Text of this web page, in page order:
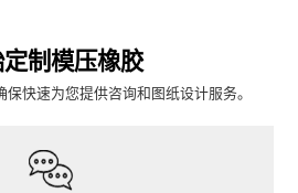
制模压橡胶
快速为您提供咨询和图纸设计服务。